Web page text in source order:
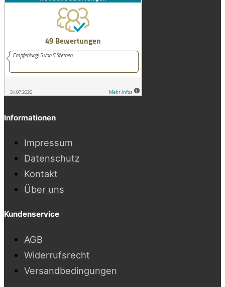
Informationen
Impressum
Datenschutz
Kontakt
Über uns
Kundenservice
AGB
Widerrufsrecht
Versandbedingungen